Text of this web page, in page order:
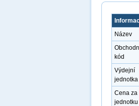
Název
kód
Výdejní
jednotka
Cena za
jednotku